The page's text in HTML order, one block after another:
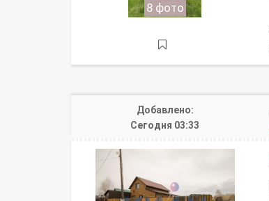
8 фото
Добавлено:
Сегодня 03:33